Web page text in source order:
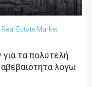
Real Estate Market
τα πολυτελή
αβεβαιότητα λόγω